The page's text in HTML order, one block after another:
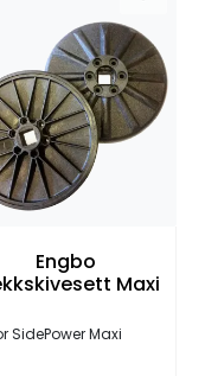
Engbo
Maxi
SidePower Maxi